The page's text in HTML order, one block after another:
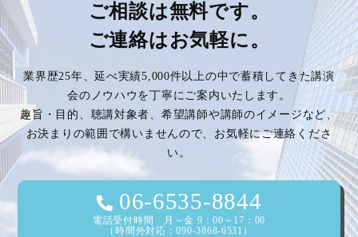
ビ
ゲ
ー
シ
ョ
ン
ご相談は無料です。
ご連絡はお気軽に。
業界歴25年、延べ実績5,000件以上の中で蓄積してきた講演
会のノウハウを丁寧にご案内いたします。
趣旨・目的、聴講対象者、希望講師や講師のイメージなど、
お決まりの範囲で構いませんので、お気軽にご連絡くださ
い。
06-6535-8844
電話受付時間 月～金 9：00～17：00
（時間外対応：090-3868-6531）